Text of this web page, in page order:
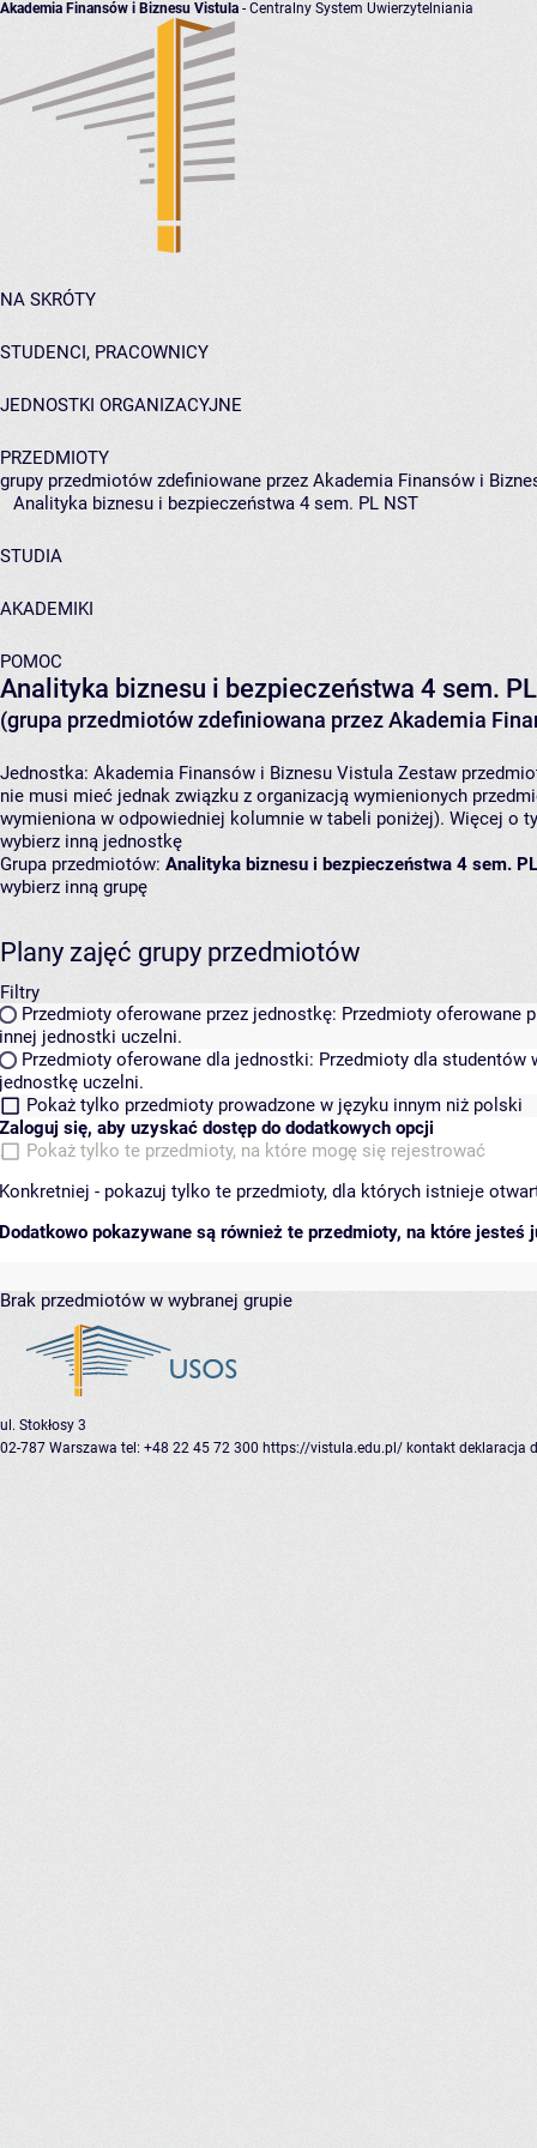
Akademia Finansów i Biznesu Vistula - Centralny System Uwierzytelniania
NA SKRÓTY
STUDENCI, PRACOWNICY
JEDNOSTKI ORGANIZACYJNE
PRZEDMIOTY
grupy przedmiotów zdefiniowane przez Akademia Finansów i
Analityka biznesu i bezpieczeństwa 4 sem. PL NST
STUDIA
AKADEMIKI
POMOC
Analityka biznesu i bezpieczeństwa 4 sem.
(grupa przedmiotów zdefiniowana przez Akademia
Jednostka: Akademia Finansów i Biznesu Vistula Zestaw
nie musi mieć jednak związku z organizacją wymienionych
wymieniona w odpowiedniej kolumnie w tabeli poniżej). Więcej o
wybierz inną jednostkę
Grupa przedmiotów: Analityka biznesu i bezpieczeństwa 4 sem.
wybierz inną grupę
Plany zajęć grupy przedmiotów
Filtry
Przedmioty oferowane przez jednostkę: Przedmioty oferowane
innej jednostki uczelni.
Przedmioty oferowane dla jednostki: Przedmioty dla studentów
jednostkę uczelni.
Pokaż tylko przedmioty prowadzone w języku innym niż polski
Zaloguj się, aby uzyskać dostęp do dodatkowych opcji
Pokaż tylko te przedmioty, na które mogę się rejestrować
Konkretniej - pokazuj tylko te przedmioty, dla których istnieje
Dodatkowo pokazywane są również te przedmioty, na które jesteś
Brak przedmiotów w wybranej grupie
ul. Stokłosy 3
02-787 Warszawa tel: +48 22 45 72 300 https://vistula.edu.pl/ kontakt deklaracja